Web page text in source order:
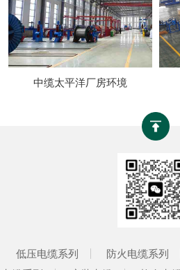
中缆太平洋厂房环境
低压电缆系列 防火电缆系列